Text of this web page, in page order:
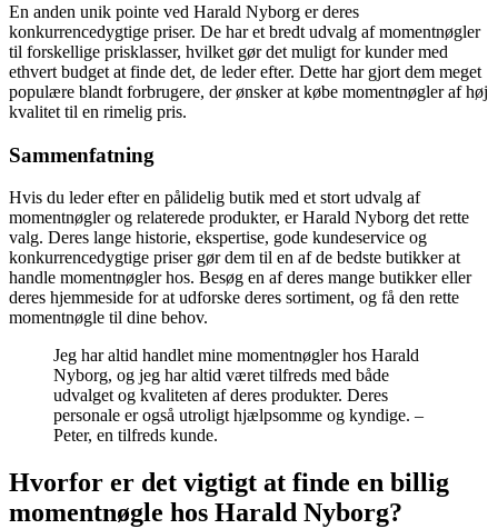
En anden unik pointe ved Harald Nyborg er deres
konkurrencedygtige priser. De har et bredt udvalg af momentnøgler
til forskellige prisklasser, hvilket gør det muligt for kunder med
ethvert budget at finde det, de leder efter. Dette har gjort dem meget
populære blandt forbrugere, der ønsker at købe momentnøgler af høj
kvalitet til en rimelig pris.
Sammenfatning
Hvis du leder efter en pålidelig butik med et stort udvalg af
momentnøgler og relaterede produkter, er Harald Nyborg det rette
valg. Deres lange historie, ekspertise, gode kundeservice og
konkurrencedygtige priser gør dem til en af de bedste butikker at
handle momentnøgler hos. Besøg en af deres mange butikker eller
deres hjemmeside for at udforske deres sortiment, og få den rette
momentnøgle til dine behov.
Jeg har altid handlet mine momentnøgler hos Harald
Nyborg, og jeg har altid været tilfreds med både
udvalget og kvaliteten af deres produkter. Deres
personale er også utroligt hjælpsomme og kyndige. –
Peter, en tilfreds kunde.
Hvorfor er det vigtigt at finde en billig
momentnøgle hos Harald Nyborg?